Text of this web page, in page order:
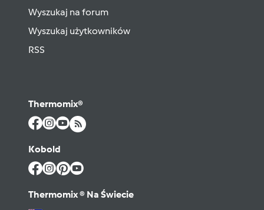
Wyszukaj na forum
Wyszukaj użytkowników
RSS
Thermomix®
Kobold
Thermomix ® Na Świecie